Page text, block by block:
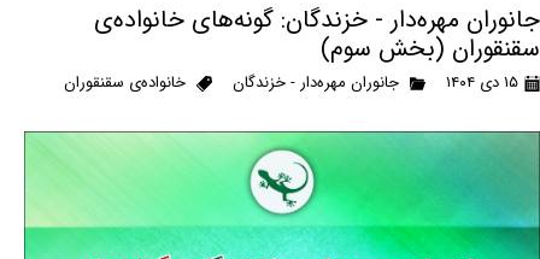
جانوران مهره‌دار - خزندگان: گونه‌های خانواده‌ی
سقنقوران (بخش سوم)
۱۵ دی ۱۴۰۴ جانوران مهره‌دار - خزندگان خانواده‌ی سقنقوران